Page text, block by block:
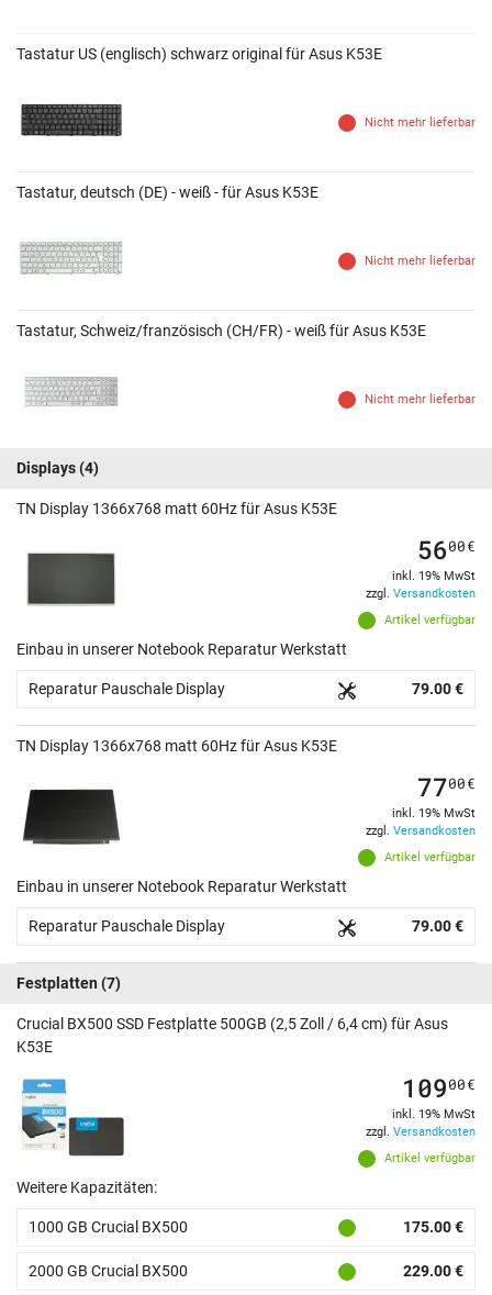
Tastatur US (englisch) schwarz original für Asus K53E
Nicht mehr lieferbar
Tastatur, deutsch (DE) - weiß - für Asus K53E
Nicht mehr lieferbar
Tastatur, Schweiz/französisch (CH/FR) - weiß für Asus K53E
Nicht mehr lieferbar
Displays(4)
TN Display 1366x768 matt 60Hz für Asus K53E
Artikel verfügbar
5600€
inkl. 19% MwSt
zzgl. Versandkosten
Einbau in unserer Notebook Reparatur Werkstatt
Reparatur Pauschale Display 79.00 €
TN Display 1366x768 matt 60Hz für Asus K53E
Artikel verfügbar
7700€
inkl. 19% MwSt
zzgl. Versandkosten
Einbau in unserer Notebook Reparatur Werkstatt
Reparatur Pauschale Display 79.00 €
Festplatten (7)
Crucial BX500 SSD Festplatte 500GB (2,5 Zoll / 6,4 cm) für Asus
K53E
Artikel verfügbar
10900€
inkl. 19% MwSt
zzgl. Versandkosten
Weitere Kapazitäten:
1000 GB Crucial BX500 175.00 €
2000 GB Crucial BX500 229.00 €